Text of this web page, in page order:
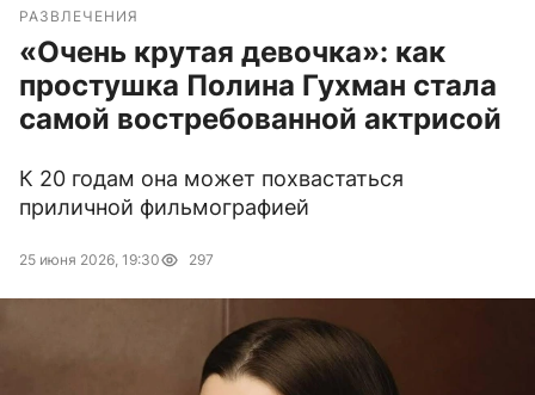
РАЗВЛЕЧЕНИЯ
«Очень крутая девочка»: как
простушка Полина Гухман стала
самой востребованной актрисой
К 20 годам она может похвастаться
приличной фильмографией
25 июня 2026, 19:30 297